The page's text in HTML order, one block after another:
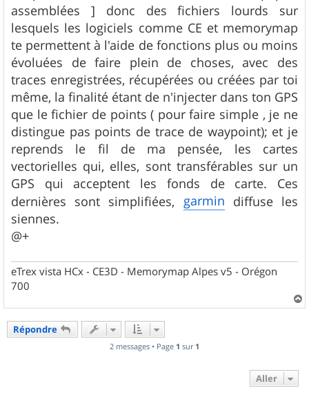
assemblées ] donc des fichiers lourds sur
lesquels les logiciels comme CE et memorymap
te permettent à l'aide de fonctions plus ou moins
évoluées de faire plein de choses, avec des
traces enregistrées, récupérées ou créées par toi
même, la finalité étant de n'injecter dans ton GPS
que le fichier de points ( pour faire simple , je ne
distingue pas points de trace de waypoint); et je
reprends le fil de ma pensée, les cartes
vectorielles qui, elles, sont transférables sur un
GPS qui acceptent les fonds de carte. Ces
dernières sont simplifiées, garmin diffuse les
siennes.
@+
eTrex vista HCx - CE3D - Memorymap Alpes v5 - Orégon
700
a
Répondre
2 messages • Page 1 sur 1
Aller